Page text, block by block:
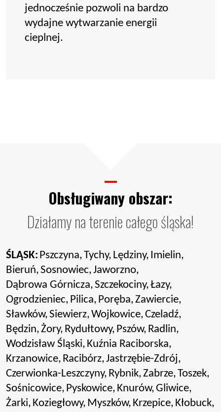
jednocześnie pozwoli na bardzo
wydajne wytwarzanie energii
cieplnej.
Obsługiwany obszar:
Działamy na terenie całego śląska!
ŚLĄSK: Pszczyna,Tychy, Lędziny, Imielin,
Bieruń,Sosnowiec,Jaworzno,
Dąbrowa Górnicza,Szczekociny,Łazy,
Ogrodzieniec, Pilica, Poręba,Zawiercie,
Sławków,Siewierz,Wojkowice,Czeladź,
Będzin,Żory, Rydułtowy, Pszów, Radlin,
Wodzisław Śląski, Kuźnia Raciborska,
Krzanowice, Racibórz,Jastrzębie-Zdrój,
Czerwionka-Leszczyny, Rybnik,Zabrze,Toszek,
Sośnicowice, Pyskowice, Knurów,Gliwice,
Żarki, Koziegłowy, Myszków, Krzepice, Kłobuck,